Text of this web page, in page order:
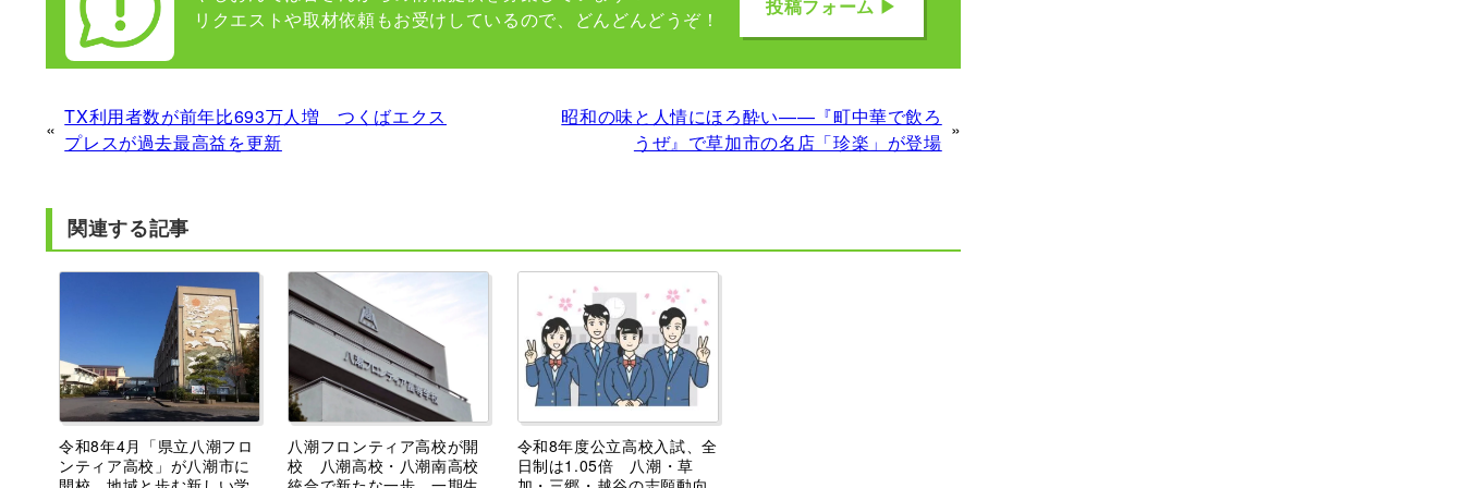
リクエストや取材依頼もお受けしているので、どんどんどうぞ！
投稿フォーム ▶
«
TX利用者数が前年比693万人増 つくばエクス
プレスが過去最高益を更新
昭和の味と人情にほろ酔い——『町中華で飲ろ
うぜ』で草加市の名店「珍楽」が登場
»
関連する記事
令和8年4月「県立八潮フロ
ンティア高校」が八潮市に
八潮フロンティア高校が開
校 八潮高校・八潮南高校
令和8年度公立高校入試、全
日制は1.05倍 八潮・草